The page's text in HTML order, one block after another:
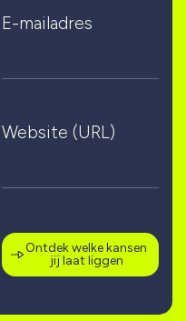
E-mailadres
Website (URL)
Ontdek welke kansen
jij laat liggen